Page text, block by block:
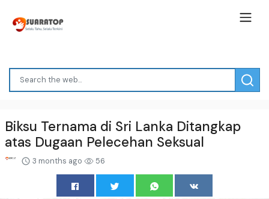
Biksu Ternama di Sri Lanka Ditangkap
atas Dugaan Pelecehan Seksual
3 months ago 56